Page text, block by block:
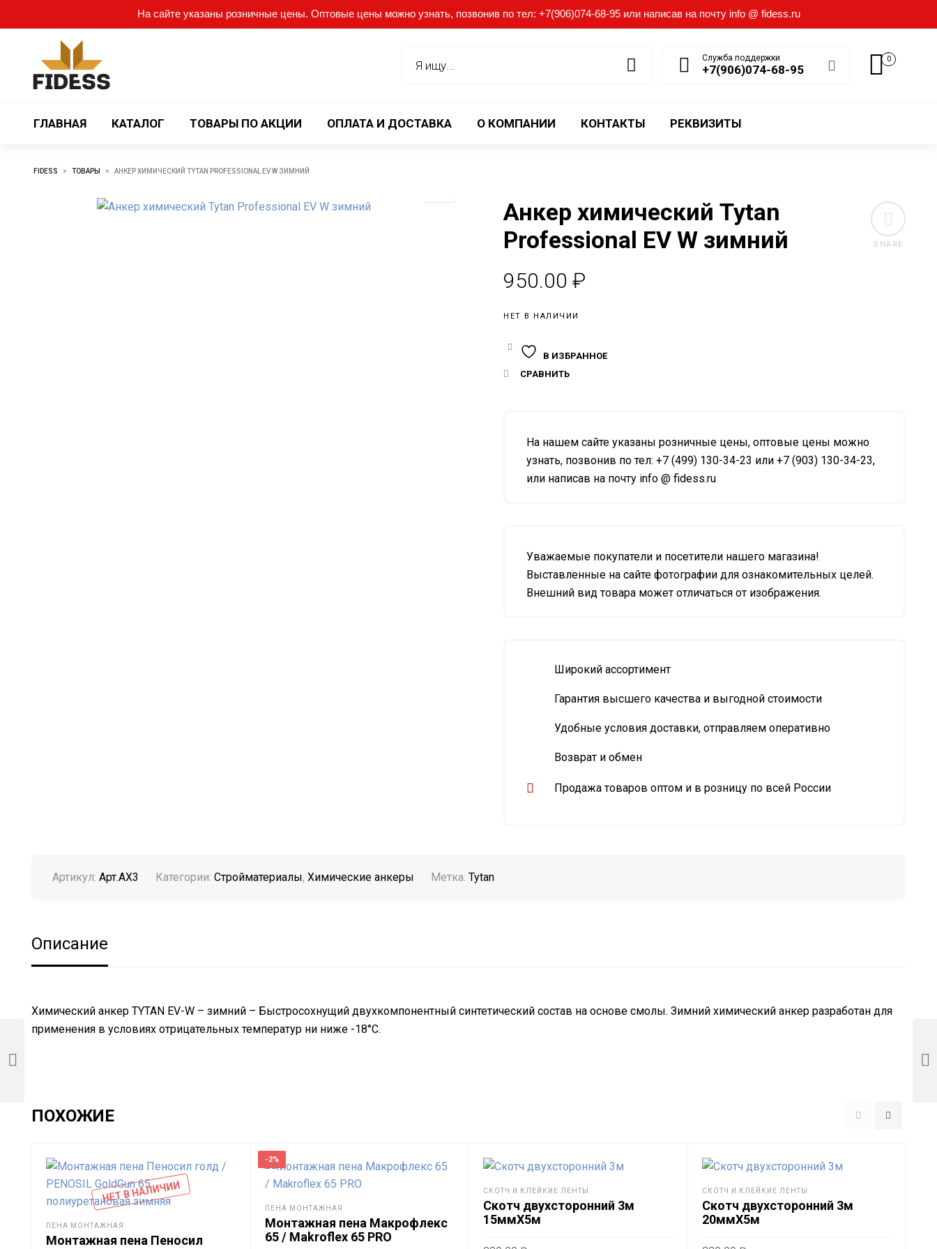
На сайте указаны розничные цены. Оптовые цены можно узнать, позвонив по тел: +7(906)074-68-95 или написав на почту info @ fidess.ru
Служба поддержки
+7(906)074-68-95
0
ГЛАВНАЯ КАТАЛОГ ТОВАРЫ ПО АКЦИИ ОПЛАТА И ДОСТАВКА О КОМПАНИИ КОНТАКТЫ РЕКВИЗИТЫ
FIDESS > ТОВАРЫ > АНКЕР ХИМИЧЕСКИЙ TYTAN PROFESSIONAL EV W ЗИМНИЙ
SHARE
Анкер химический Tytan
Professional EV W зимний
950.00 ₽
НЕТ В НАЛИЧИИ
В ИЗБРАННОЕ
СРАВНИТЬ
На нашем сайте указаны розничные цены, оптовые цены можно
узнать, позвонив по тел: +7 (499) 130-34-23 или +7 (903) 130-34-23,
или написав на почту info @ fidess.ru
Уважаемые покупатели и посетители нашего магазина!
Выставленные на сайте фотографии для ознакомительных целей.
Внешний вид товара может отличаться от изображения.
Широкий ассортимент
Гарантия высшего качества и выгодной стоимости
Удобные условия доставки, отправляем оперативно
Возврат и обмен
Продажа товаров оптом и в розницу по всей России
Артикул: Арт.АХ3 Категории: Стройматериалы, Химические анкеры Метка: Tytan
Описание
Химический анкер TYTAN EV-W – зимний – Быстросохнущий двухкомпонентный синтетический состав на основе смолы. Зимний химический анкер разработан для
применения в условиях отрицательных температур ни ниже -18°С.
ПОХОЖИЕ
НЕТ В НАЛИЧИИ
ПЕНА МОНТАЖНАЯ
Монтажная пена Пеносил
-2%
ПЕНА МОНТАЖНАЯ
Монтажная пена Макрофлекс
65 / Makroflex 65 PRO
СКОТЧ И КЛЕЙКИЕ ЛЕНТЫ
Скотч двухсторонний 3м
15ммХ5м
СКОТЧ И КЛЕЙКИЕ ЛЕНТЫ
Скотч двухсторонний 3м
20ммХ5м